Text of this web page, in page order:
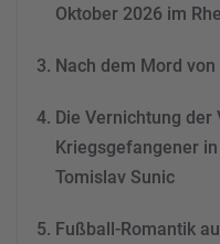
Consent
&
Oktober 2026 im
Nach dem Mord
Die Vernichtung
Kriegsgefangener
Tomislav Sunic
Fußball-Romantik